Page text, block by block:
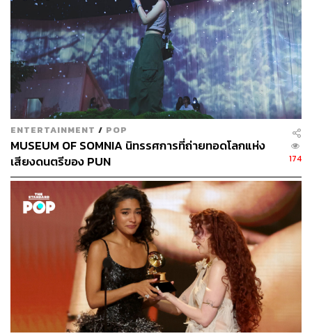
Our Season
มาพร้อมกับดนตรีสไตล์ J-Pop ที่ไพเราะ สัมผัส
ได้ถึงความอบอุ่น จริงใจ และความผูกพันของเหล่าสมาชิกที่
มีต่อทุกคน รวมถึงท่าเต้นที่มีสไตล์คอนเทมโพรารี, บัลเลต์
มาผสมในความเป็น J-Pop Idol ซึ่งถ่ายทอดความงดงามของ
บทเพลงและมนตร์เสน่ห์ชวนหลงใหลของสมาชิกทุกคนออก
มาได้อย่างโดดเด่น
ENTERTAINMENT / POP
MUSEUM OF SOMNIA นิทรรศการที่ถ่ายทอดโลกแห่ง
เสียงดนตรีของ PUN
174